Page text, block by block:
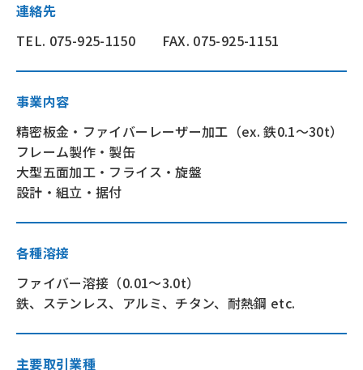
連絡先
TEL. 075-925-1150 FAX. 075-925-1151
事業内容
精密板金・ファイバーレーザー加工（ex. 鉄0.1〜30t）
フレーム製作・製缶
大型五面加工・フライス・旋盤
設計・組立・据付
各種溶接
ファイバー溶接（0.01〜3.0t）
鉄、ステンレス、アルミ、チタン、耐熱鋼 etc.
主要取引業種